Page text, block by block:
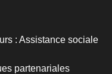
: Assistance sociale
partenariales